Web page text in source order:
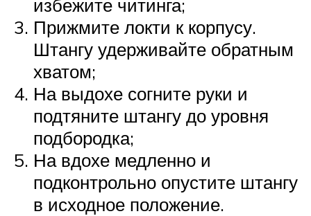
избежите читинга;
Прижмите локти к корпусу.
Штангу удерживайте обратным
хватом;
На выдохе согните руки и
подтяните штангу до уровня
подбородка;
На вдохе медленно и
подконтрольно опустите штангу
в исходное положение.